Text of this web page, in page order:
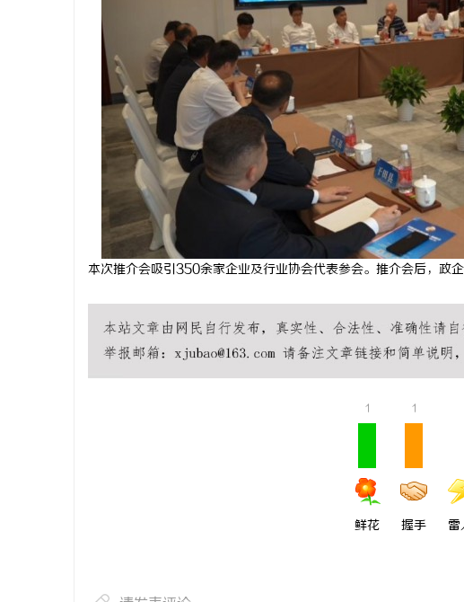
本次推介会吸引350余家企业及行业协会代表参会。推介会后，政
1
鲜花
1
握手 雷